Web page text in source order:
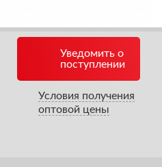
Уведомить о
поступлении
Условия получения
оптовой цены